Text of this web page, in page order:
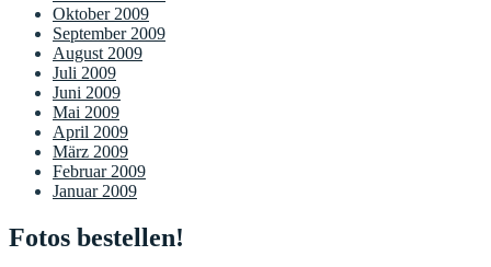
Oktober 2009
September 2009
August 2009
Juli 2009
Juni 2009
Mai 2009
April 2009
März 2009
Februar 2009
Januar 2009
Fotos bestellen!